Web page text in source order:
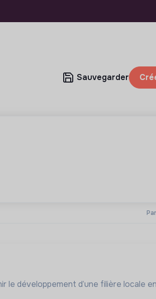
Sauvegarder
le développement d’une filière locale